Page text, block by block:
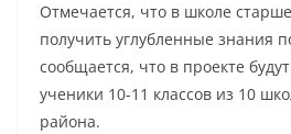
Отмечается, что в школе
получить углубленные знания
сообщается, что в проекте
ученики 10-11 классов из 10
района.